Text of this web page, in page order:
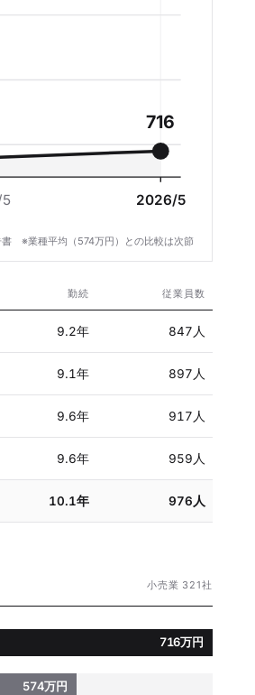
716
2026/5
※業種平均（574万円）との比較は次節
勤続 従業員数
9.2年 847人
9.1年 897人
9.6年 917人
9.6年 959人
10.1年 976人
小売業 321社
716万円
574万円